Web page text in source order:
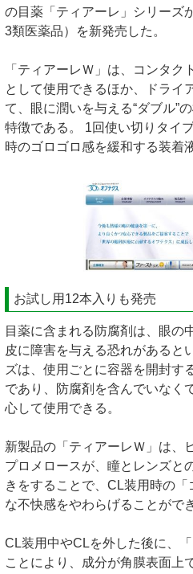
の目薬「ティアーレ」シリーズ
3類医薬品）を新発売した。
「ティアーレＷ」は、コンタク
として使用できるほか、ドライ
て、眼に潤いを与える“ダブル”
特徴である。 1回使い切りタイ
時のゴロゴロ感を緩和する装着
お試し用12本入りも発売
目薬に含まれる防腐剤は、眼の
皮に障害を与える恐れがあると
ズは、使用ごとに容器を開封す
であり、防腐剤を含んでいなく
心して使用できる。
新製品の「ティアーレＷ」は、
プロメロースが、瞳とレンズと
きをすることで、CL装用時の「
な不快感をやわらげることがで
CL装用中やCLを外した後に、
ことにより、成分が角膜表面上